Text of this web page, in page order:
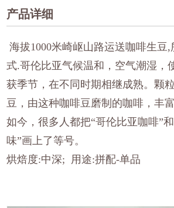
产品详细
海拔1000米崎岖山路运送咖啡生豆
式.哥伦比亚气候温和，空气潮湿，
获季节，在不同时期相继成熟。颗
豆，由这种咖啡豆磨制的咖啡，丰
如今，很多人都把“哥伦比亚咖啡”
味”画上了等号。
烘焙度:中深; 用途:拼配-单品